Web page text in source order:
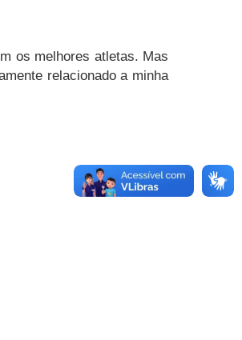
os melhores atletas. Mas
relacionado a minha